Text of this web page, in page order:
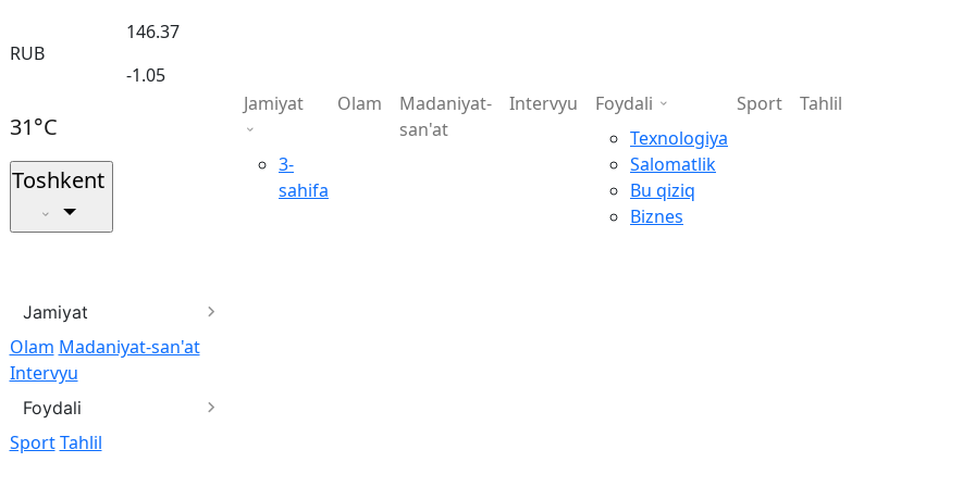
RUB
146.37
-1.05
31°C
Toshkent
Jamiyat
Olam Madaniyat-san'at
Intervyu
Foydali
Sport Tahlil
Jamiyat
3-
sahifa
Olam
Madaniyat-
san'at
Intervyu
Foydali
Texnologiya
Salomatlik
Bu qiziq
Biznes
Sport Tahlil